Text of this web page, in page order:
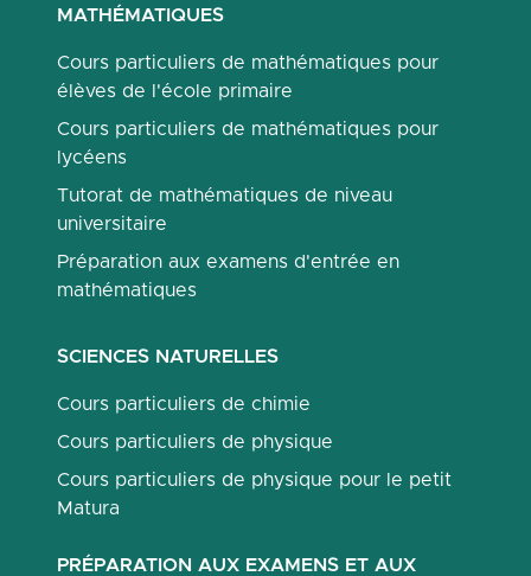
MATHÉMATIQUES
Cours particuliers de mathématiques pour
élèves de l'école primaire
Cours particuliers de mathématiques pour
lycéens
Tutorat de mathématiques de niveau
universitaire
Préparation aux examens d'entrée en
mathématiques
SCIENCES NATURELLES
Cours particuliers de chimie
Cours particuliers de physique
Cours particuliers de physique pour le petit
Matura
PRÉPARATION AUX EXAMENS ET AUX